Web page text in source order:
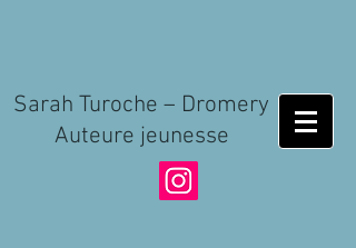
Sarah Turoche – Dromery
Auteure jeunesse